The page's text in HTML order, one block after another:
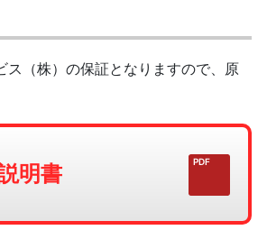
ス（株）の保証となりますので、原
明書